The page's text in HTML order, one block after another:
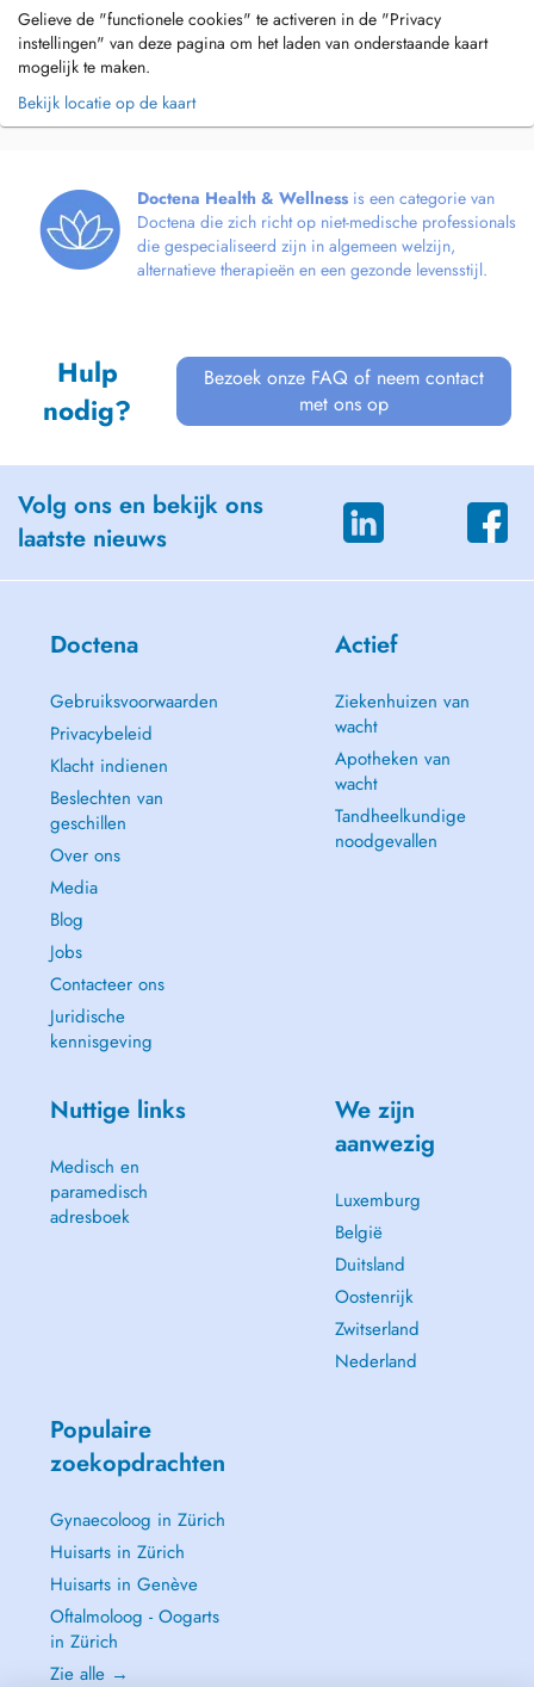
Gelieve de "functionele cookies" te activeren in de "Privacy
instellingen" van deze pagina om het laden van onderstaande kaart
mogelijk te maken.
Bekijk locatie op de kaart
Doctena Health & Wellness is een categorie van
Doctena die zich richt op niet-medische professionals
die gespecialiseerd zijn in algemeen welzijn,
alternatieve therapieën en een gezonde levensstijl.
Hulp
nodig?
Bezoek onze FAQ of neem contact
met ons op
Volg ons en bekijk ons
laatste nieuws
Doctena
Gebruiksvoorwaarden
Privacybeleid
Klacht indienen
Beslechten van
geschillen
Over ons
Media
Blog
Jobs
Contacteer ons
Juridische
kennisgeving
Actief
Ziekenhuizen van
wacht
Apotheken van
wacht
Tandheelkundige
noodgevallen
Nuttige links
Medisch en
paramedisch
adresboek
We zijn
aanwezig
Luxemburg
België
Duitsland
Oostenrijk
Zwitserland
Nederland
Populaire
zoekopdrachten
Gynaecoloog in Zürich
Huisarts in Zürich
Huisarts in Genève
Oftalmoloog - Oogarts
in Zürich
Zie alle →